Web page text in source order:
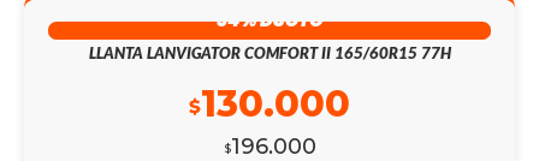
34% DSCTO
LLANTA LANVIGATOR COMFORT II 165/60R15 77H
$196.000
$130.000